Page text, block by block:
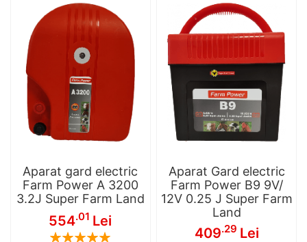
Aparat gard electric
Farm Power A 3200
3.2J Super Farm Land
554.01 Lei
Rating:
Aparat Gard electric
Farm Power B9 9V/
12V 0.25 J Super Farm
Land
409.29 Lei